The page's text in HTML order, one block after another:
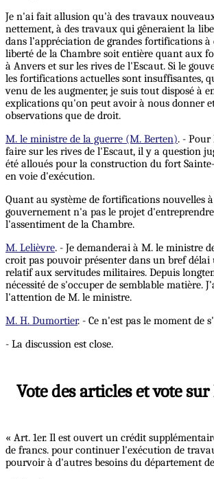
Je n'ai fait allusion qu'à des travaux
nettement, à des travaux qui gêneraient la
dans l’appréciation de grandes fortifications
liberté de la Chambre soit entière quant aux
à Anvers et sur les rives de l'Escaut. Si le
les fortifications actuelles sont insuffisantes,
venu de les augmenter, je suis tout disposé à
explications qu'on peut avoir à nous donner
observations que de droit.
M. le ministre de la guerre (M. Berten). - Pour
faire sur les rives de l'Escaut, il y a question
été alloués pour la construction du fort
en voie d'exécution.
Quant au système de fortifications nouvelles
gouvernement n'a pas le projet
l'assentiment de la Chambre.
M. Lelièvre. - Je demanderai à M. le ministre
croit pas pouvoir présenter dans un bref
relatif aux servitudes militaires. Depuis
nécessité de s'occuper de semblable matière.
l'attention de M. le ministre.
M. H. Dumortier. - Ce n'est pas le moment de
- La discussion est close.
Vote des articles et vote sur
« Art. 1er. Il est ouvert un crédit
de francs. pour continuer l'exécution de
pourvoir à d'autres besoins du département